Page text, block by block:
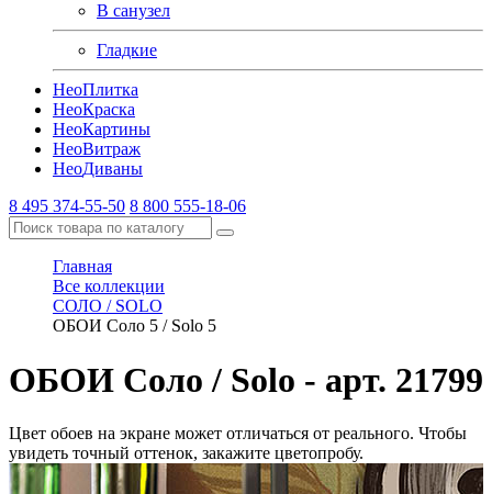
В санузел
Гладкие
НеоПлитка
НеоКраска
НеоКартины
НеоВитраж
НеоДиваны
8 495 374-55-50 8 800 555-18-06
Главная
Все коллекции
СОЛО / SOLO
ОБОИ Соло 5 / Solo 5
ОБОИ Соло / Solo - арт. 21799
Цвет обоев на экране может отличаться от реального. Чтобы
увидеть точный оттенок, закажите цветопробу.